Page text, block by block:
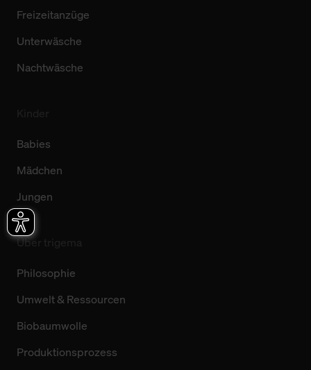
Freizeitanzüge
Unterwäsche
Nachtwäsche
Babies
Mädchen
Jungen
Über trigema
Philosophie
Umwelt & Ressourcen
Biobaumwolle
Produktionsprozess